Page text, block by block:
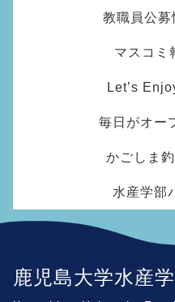
教職員公
マスコミ
Let’s
毎日がオー
かごしま
水産学部
鹿児島大学水産